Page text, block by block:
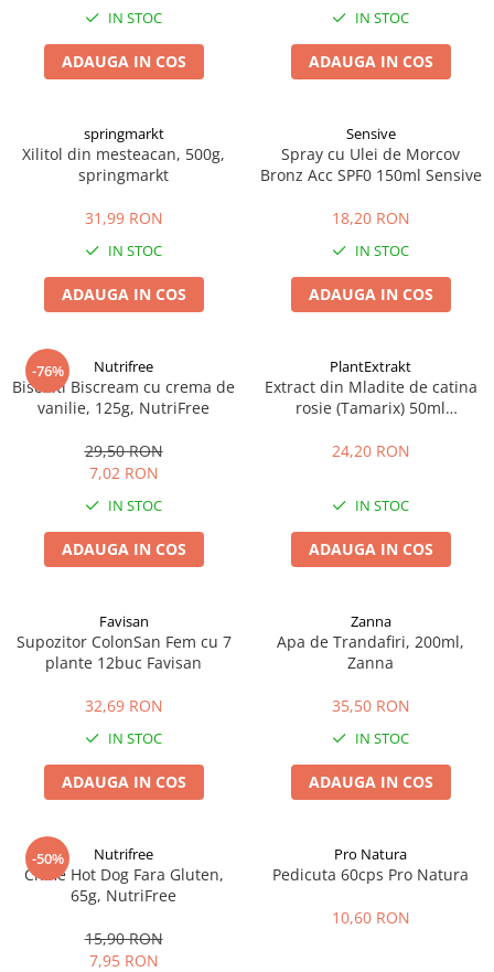
IN STOC
ADAUGA IN COS
IN STOC
ADAUGA IN COS
springmarkt
Xilitol din mesteacan, 500g,
springmarkt
31,99 RON
IN STOC
ADAUGA IN COS
Sensive
Spray cu Ulei de Morcov
Bronz Acc SPF0 150ml Sensive
18,20 RON
IN STOC
ADAUGA IN COS
-76% Nutrifree
Biscuiti Biscream cu crema de
vanilie, 125g, NutriFree
29,50 RON
7,02 RON
IN STOC
ADAUGA IN COS
PlantExtrakt
Extract din Mladite de catina
rosie (Tamarix) 50ml
24,20 RON
IN STOC
ADAUGA IN COS
Favisan
Supozitor ColonSan Fem cu 7
plante 12buc Favisan
32,69 RON
IN STOC
ADAUGA IN COS
Zanna
Apa de Trandafiri, 200ml,
Zanna
35,50 RON
IN STOC
ADAUGA IN COS
-50% Nutrifree
Chifle Hot Dog Fara Gluten,
65g, NutriFree
15,90 RON
7,95 RON
Pro Natura
Pedicuta 60cps Pro Natura
10,60 RON